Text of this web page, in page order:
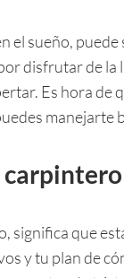
el sueño,
disfrutar de
Es hora de
manejarte
significa que
y tu plan de